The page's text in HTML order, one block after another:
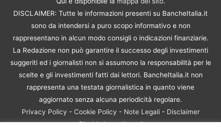
DISCLAIMER: Tutte le informazioni presenti su BancheItalia.it
sono da intendersi a puro scopo informativo e non
rappresentano in alcun modo consigli o indicazioni finanziarie.
La Redazione non può garantire il successo degli investimenti
suggeriti ed i giornalisti non si assumono la responsabilità per le
scelte e gli investimenti fatti dai lettori. BancheItalia.it non
rappresenta una testata giornalistica in quanto viene
aggiornato senza alcuna periodicità regolare.
Privacy Policy - Cookie Policy - Note Legali- Disclaimer
Rischio Investimenti